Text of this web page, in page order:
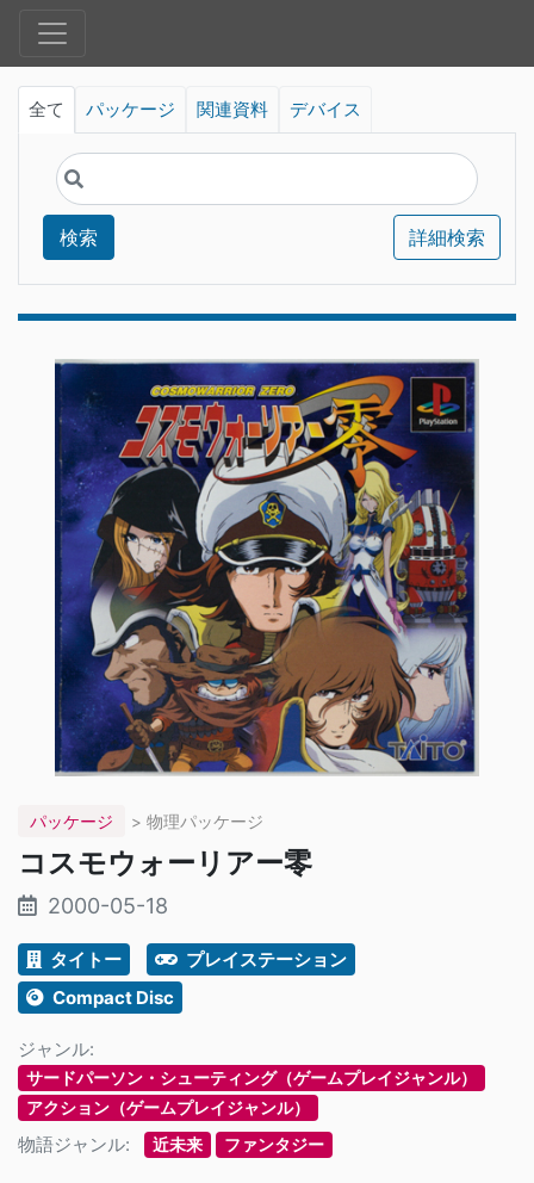
全て パッケージ 関連資料 デバイス
検索 詳細検索
パッケージ > 物理パッケージ
コスモウォーリアー零
2000-05-18
タイトー
プレイステーション
Compact Disc
ジャンル:
サードパーソン・シューティング（ゲームプレイジャンル）
アクション（ゲームプレイジャンル）
物語ジャンル: 近未来 ファンタジー